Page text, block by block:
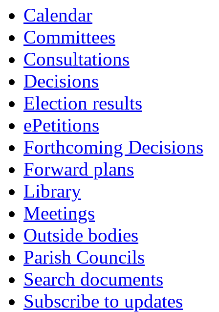
Calendar
Committees
Consultations
Decisions
Election results
ePetitions
Forthcoming Decisions
Forward plans
Library
Meetings
Outside bodies
Parish Councils
Search documents
Subscribe to updates